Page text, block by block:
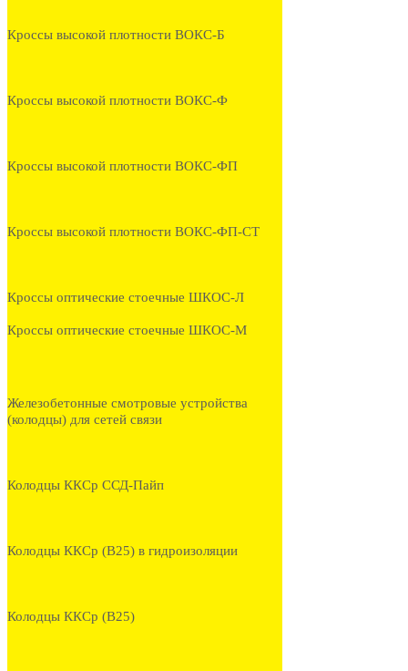
Кроссы высокой плотности ВОКС-Б
Кроссы высокой плотности ВОКС-Ф
Кроссы высокой плотности ВОКС-ФП
Кроссы высокой плотности ВОКС-ФП-СТ
Кроссы оптические стоечные ШКОС-Л
Кроссы оптические стоечные ШКОС-М
Железобетонные смотровые устройства
(колодцы) для сетей связи
Колодцы ККСр ССД-Пайп
Колодцы ККСр (В25) в гидроизоляции
Колодцы ККСр (В25)